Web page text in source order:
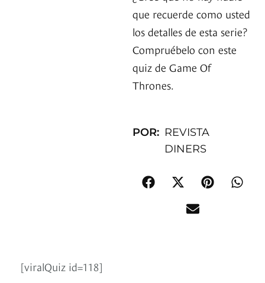
que recuerde como usted
los detalles de esta serie?
Compruébelo con este
quiz de Game Of
Thrones.
POR: REVISTA
DINERS
[viralQuiz id=118]